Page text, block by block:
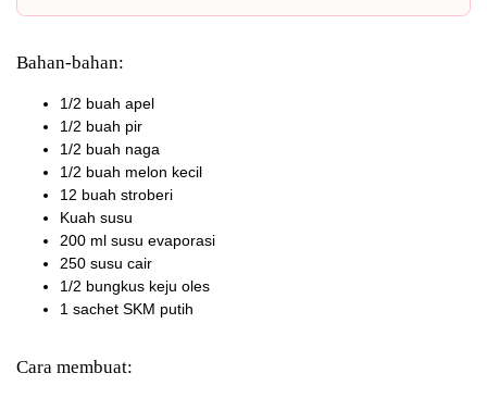
Bahan-bahan:
1/2 buah apel
1/2 buah pir
1/2 buah naga
1/2 buah melon kecil
12 buah stroberi
Kuah susu
200 ml susu evaporasi
250 susu cair
1/2 bungkus keju oles
1 sachet SKM putih
Cara membuat: